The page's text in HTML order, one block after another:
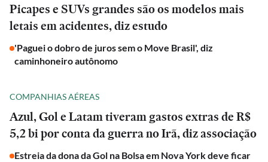
Picapes e SUVs grandes são os modelos mais
letais em acidentes, diz estudo
'Paguei o dobro de juros sem o Move Brasil', diz
caminhoneiro autônomo
COMPANHIAS AÉREAS
Azul, Gol e Latam tiveram gastos extras de R$
5,2 bi por conta da guerra no Irã, diz associação
Estreia da dona da Gol na Bolsa em Nova York deve ficar